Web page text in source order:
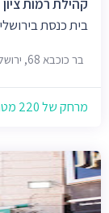
קהילת רמות ציון
בית כנסת
בר כוכבא 68, ירושלים
מרחק של 220 מטר